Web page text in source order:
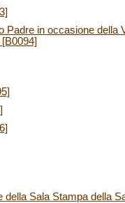
Padre in occasione della
della Sala Stampa della